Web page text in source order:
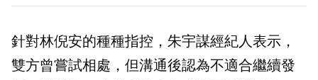
針對林倪安的種種指控，朱宇謀經紀人表示，
雙方曾嘗試相處，但溝通後認為不適合繼續發